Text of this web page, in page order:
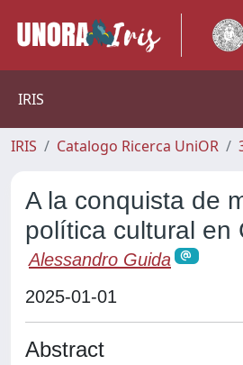
IRIS
IRIS Catalogo Ricerca UniOR
A la conquista de
política cultural en
Alessandro Guida
2025-01-01
Abstract